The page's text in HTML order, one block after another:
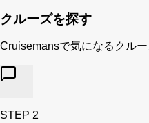
クルーズを探す
Cruisemansで気になるクル
STEP 2